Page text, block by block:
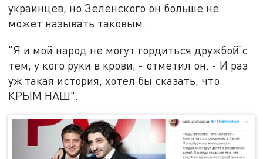
украинцев, но Зеленского он больше не
может называть таковым.
"Я и мой народ не могут гордиться дружбой̆ с
тем, у кого руки в крови, - отметил он. - И раз
уж такая история, хотел бы сказать, что
КРЫМ НАШ".